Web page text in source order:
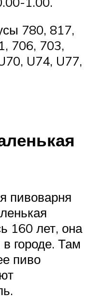
780, 817,
706, 703,
U74, U77,
пивоварня
160 лет, она
городе. Там
пиво